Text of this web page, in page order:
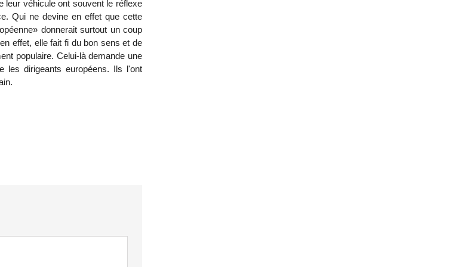
leur véhicule ont souvent le réflexe
Qui ne devine en effet que cette
donnerait surtout un coup
effet, elle fait fi du bon sens et de
populaire. Celui-là demande une
les dirigeants européens. Ils l'ont